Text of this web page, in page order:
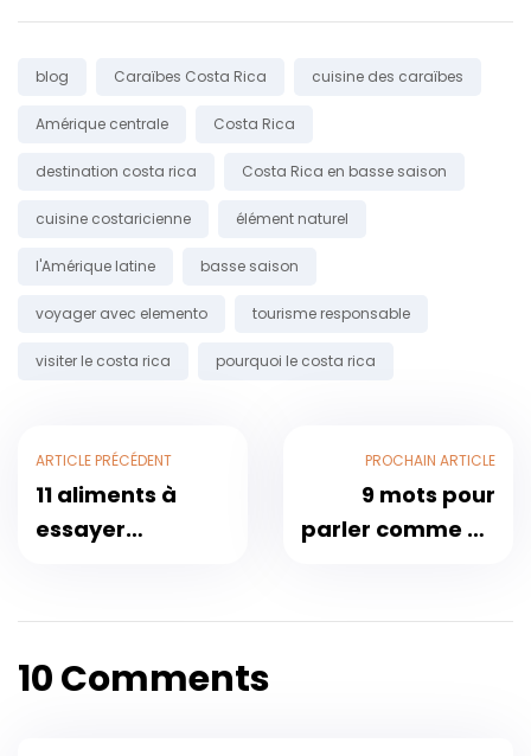
Étiqueter:
blog Caraïbes Costa Rica cuisine des caraïbes
Amérique centrale Costa Rica
destination costa rica Costa Rica en basse saison
cuisine costaricienne élément naturel
l'Amérique latine basse saison
voyager avec elemento tourisme responsable
visiter le costa rica pourquoi le costa rica
ARTICLE PRÉCÉDENT
11 aliments à
essayer
Costa Rica
PROCHAIN ​​ARTICLE
9 mots pour
parler comme un
#TheTicosSay
10 Comments